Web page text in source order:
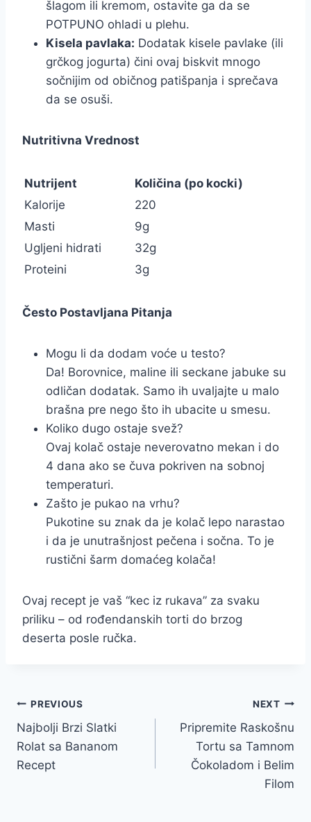
šlagom ili kremom, ostavite ga da se
POTPUNO ohladi u plehu.
Kisela pavlaka: Dodatak kisele pavlake (ili
grčkog jogurta) čini ovaj biskvit mnogo
sočnijim od običnog patišpanja i sprečava
da se osuši.
Nutritivna Vrednost
Nutrijent
Količina (po kocki)
Kalorije
220
Masti
9g
Ugljeni hidrati
32g
Proteini
3g
Često Postavljana Pitanja
Mogu li da dodam voće u testo?
Da! Borovnice, maline ili seckane jabuke su
odličan dodatak. Samo ih uvaljajte u malo
brašna pre nego što ih ubacite u smesu.
Koliko dugo ostaje svež?
Ovaj kolač ostaje neverovatno mekan i do
4 dana ako se čuva pokriven na sobnoj
temperaturi.
Zašto je pukao na vrhu?
Pukotine su znak da je kolač lepo narastao
i da je unutrašnjost pečena i sočna. To je
rustični šarm domaćeg kolača!
Ovaj recept je vaš “kec iz rukava” za svaku
priliku – od rođendanskih torti do brzog
deserta posle ručka.
Post
navigation
PREVIOUS
Najbolji Brzi Slatki
Rolat sa Bananom
Recept
NEXT
Pripremite Raskošnu
Tortu sa Tamnom
Čokoladom i Belim
Filom